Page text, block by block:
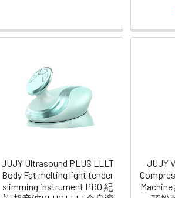
JUJY Ultrasound PLUS LLLT
Body Fat melting light tender
slimming instrument PRO 紀
JUJY